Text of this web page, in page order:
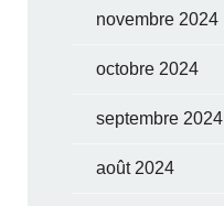
novembre 2024
octobre 2024
septembre 2024
août 2024